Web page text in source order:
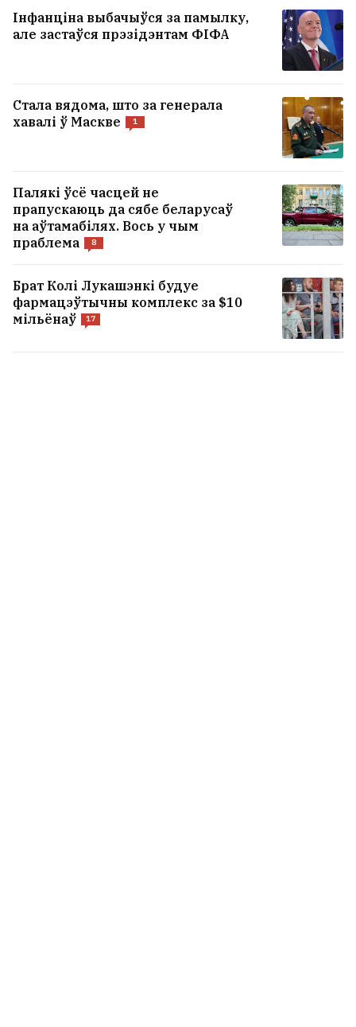
Інфанціна выбачыўся за памылку,
але застаўся прэзідэнтам ФІФА
Стала вядома, што за генерала
хавалі ў Маскве
1
Палякі ўсё часцей не
прапускаюць да сябе беларусаў
на аўтамабілях. Вось у чым
праблема
8
Брат Колі Лукашэнкі будуе
фармацэўтычны комплекс за $10
мільёнаў
17